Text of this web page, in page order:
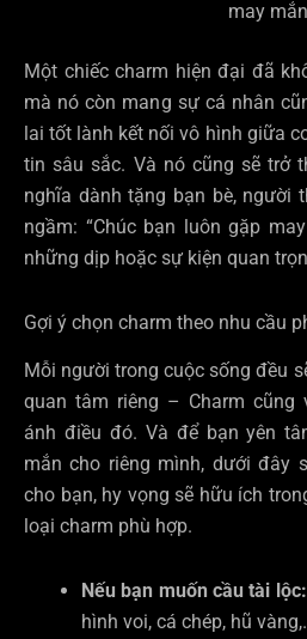
may mắn
Một chiếc charm hiện đại đã
mà nó còn mang sự cá nhân
lai tốt lành kết nối vô hình giữa
tin sâu sắc. Và nó cũng sẽ trở
nghĩa dành tặng bạn bè, người
ngầm: “Chúc bạn luôn gặp
những dịp hoặc sự kiện quan
Gợi ý chọn charm theo nhu cầu
Mỗi người trong cuộc sống đều
quan tâm riêng – Charm cũng
ánh điều đó. Và để bạn yên
mắn cho riêng mình, dưới đây
cho bạn, hy vọng sẽ hữu ích
loại charm phù hợp.
Nếu bạn muốn cầu tài lộc:
hình voi, cá chép, hũ